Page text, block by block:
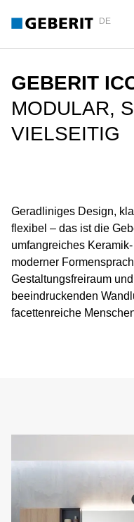
DE
GEBERIT
MODULAR,
VIELSEITIG
Geradliniges Design,
flexibel – das ist die
umfangreiches
moderner
Gestaltungsfreiraum
beeindruckenden
facettenreiche